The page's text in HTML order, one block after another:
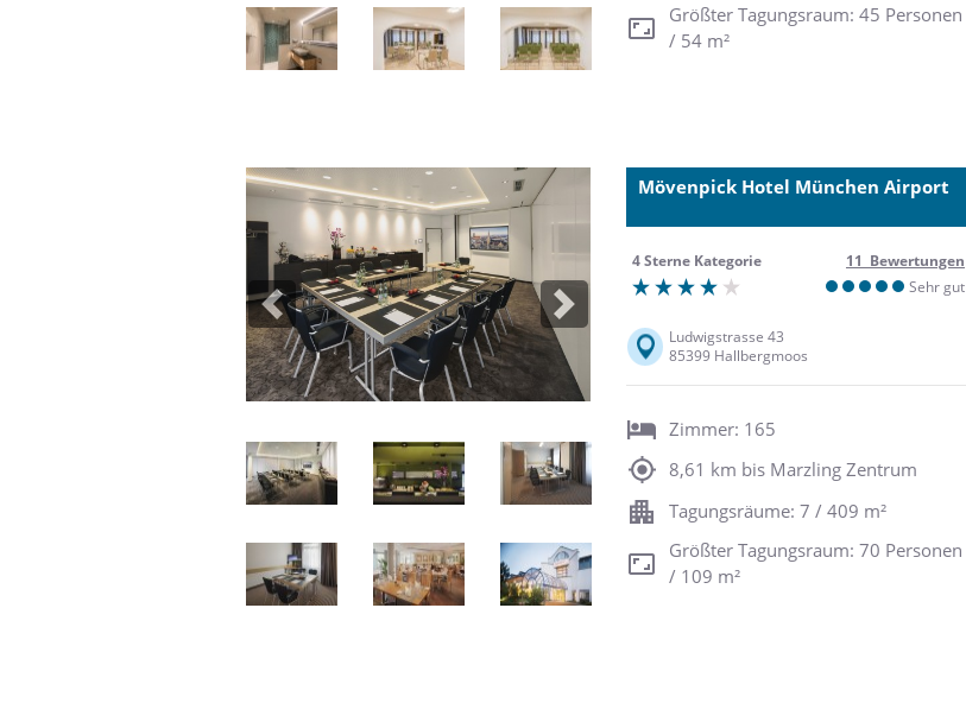
Größter Tagungsraum: 45 Personen
/ 54 m²
Previous Next
Mövenpick Hotel München Airport
4 Sterne Kategorie
11 Bewertungen
Sehr gut
Ludwigstrasse 43
85399 Hallbergmoos
Zimmer: 165
8,61 km bis Marzling Zentrum
Tagungsräume: 7 / 409 m²
Größter Tagungsraum: 70 Personen
/ 109 m²